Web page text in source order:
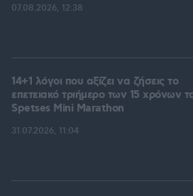
07.08.2026, 12:38
14+1 λόγοι που αξίζει να ζήσεις το
επετειακό τριήμερο των 15 χρόνων
Spetses Mini Marathon
31.07.2026, 11:04